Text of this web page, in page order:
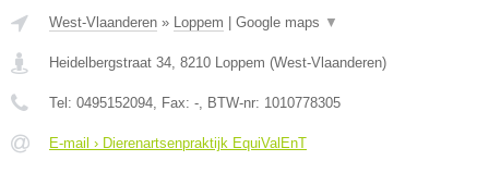
West-Vlaanderen » Loppem | Google maps ▼
Heidelbergstraat 34 8210 Loppem (West-Vlaanderen)
Tel: 0495152094 , Fax: - , BTW-nr: 1010778305
E-mail › Dierenartsenpraktijk EquiValEnT